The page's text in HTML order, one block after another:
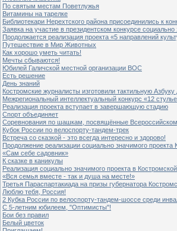
По святым местам Поветлужья
Витамины на тарелке
Библиотекари Нерехтского района присоединились к
Заявка на участие в президентском конкурсе
Продолжается реализация проекта «5 направлений
Путешествие в Мир Животных
Как хорошо уметь читать!
Мечты сбываются!
Юбилей Галичской местной организации ВОС
Есть решение
День знаний
Костромские журналисты изготовили тактильную
Межрегиональный интеллектуальный конкурс «12
Реализация проекта вступает в завершающую стадию
Спорт объединяет
Соревнования по шашкам, посвящённые
Кубок России по велоспорту-тандем-трек
Встреча со сказкой - это всегда интересно и здорово!
Продолжение реализации социально значимого
«Сам себе садовник»
К сказке в каникулы
Реализация социально значимого проекта в
«Вся семья вместе - так и душа на месте!»
Третья Параспартакиада на призы губернатора
Люблю тебя, Россия!
2 Кубка России по велоспорту-тандем-шоссе среди
С 5-летним юбилеем, "Оптимисты"!
Бои без правил
Белый цветок